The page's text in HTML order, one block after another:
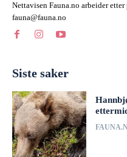
Nettavisen Fauna.no arbeider
fauna@fauna.no
Siste saker